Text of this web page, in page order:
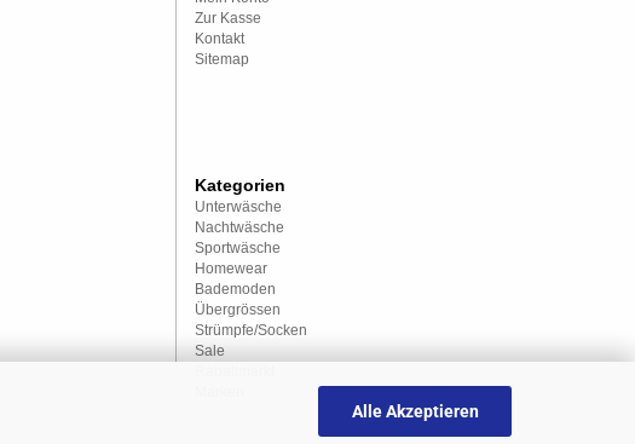
Alle Akzeptieren
Zur Kasse
Kontakt
Sitemap
Kategorien
Unterwäsche
Nachtwäsche
Sportwäsche
Homewear
Bademoden
Übergrössen
Strümpfe/Socken
Sale